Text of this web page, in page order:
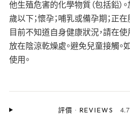
他生殖危害的化學物質（包括鉛）
歲以下；懷孕；哺乳或備孕期；正
目前不知道自身健康狀況，請在
放在陰涼乾燥處。避免兒童接觸。
使用。
評價 · REVIEWS 4.7